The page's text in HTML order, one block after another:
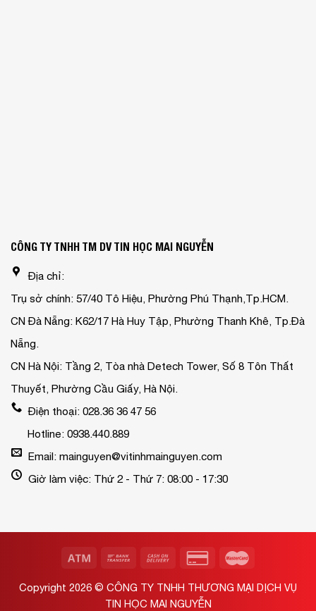
CÔNG TY TNHH TM DV TIN HỌC MAI NGUYỄN
Địa chỉ:
Trụ sở chính: 57/40 Tô Hiệu, Phường Phú Thạnh,Tp.HCM.
CN Đà Nẵng: K62/17 Hà Huy Tập, Phường Thanh Khê, Tp.Đà
Nẵng.
CN Hà Nội: Tầng 2, Tòa nhà Detech Tower, Số 8 Tôn Thất
Thuyết, Phường Cầu Giấy, Hà Nội.
Điện thoại: 028.36 36 47 56
Hotline: 0938.440.889
Email: mainguyen@vitinhmainguyen.com
Giờ làm việc: Thứ 2 - Thứ 7: 08:00 - 17:30
Copyright 2026 © CÔNG TY TNHH THƯƠNG MẠI DỊCH VỤ
TIN HỌC MAI NGUYỄN